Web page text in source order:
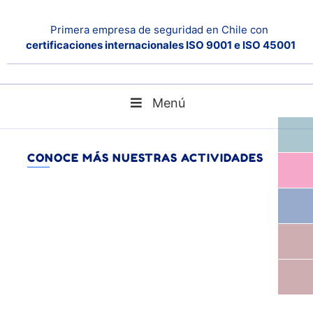
Primera empresa de seguridad en Chile con
certificaciones internacionales ISO 9001 e ISO 45001
Menú
CONOCE MÁS NUESTRAS ACTIVIDADES